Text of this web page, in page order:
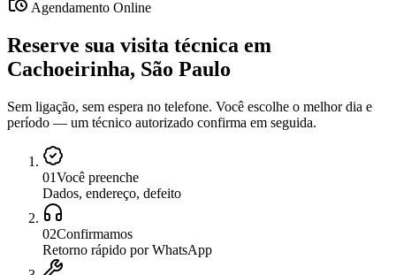
Agendamento Online
Reserve sua visita técnica em
Cachoeirinha, São Paulo
Sem ligação, sem espera no telefone. Você escolhe o melhor dia e
período — um técnico autorizado confirma em seguida.
01Você preenche
Dados, endereço, defeito
02Confirmamos
Retorno rápido por WhatsApp